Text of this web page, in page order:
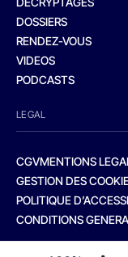
DOSSIERS
RENDEZ-VOUS
VIDEOS
PODCASTS
LEGAL
CGVMENTIONS
GESTION DES
POLITIQUE
CONDITIONS